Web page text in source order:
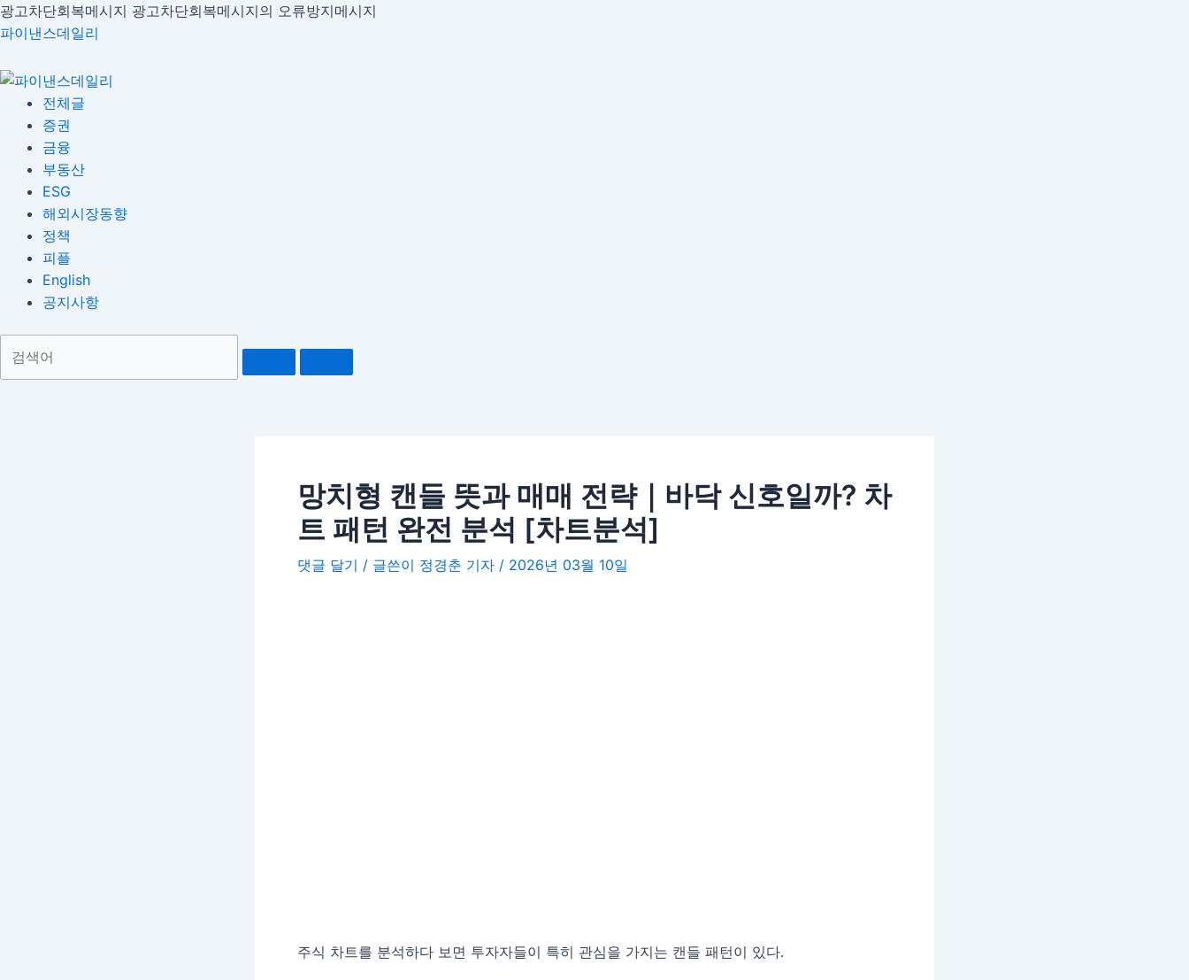
광고차단회복메시지 광고차단회복메시지의 오류방지메시지
파이낸스데일리
Menu
전체글
증권
금융
부동산
ESG
해외시장동향
정책
피플
English
공지사항
망치형 캔들 뜻과 매매 전략｜바닥 신호일까? 차
트 패턴 완전 분석 [차트분석]
댓글 달기 / 글쓴이 정경춘 기자 / 2026년 03월 10일
주식 차트를 분석하다 보면 투자자들이 특히 관심을 가지는 캔들 패턴이 있다.